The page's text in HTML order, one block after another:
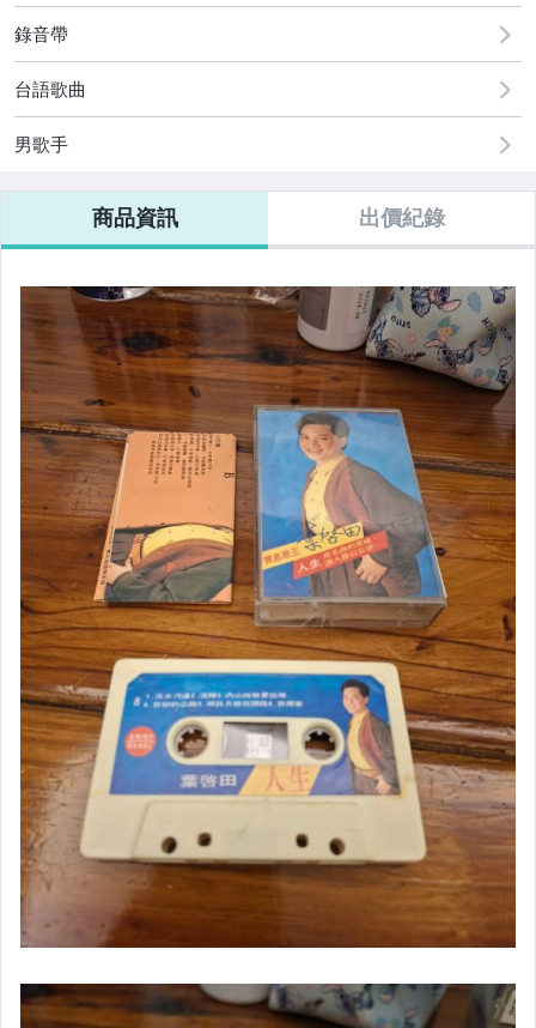
偶像、球員卡與郵幣
相機、攝影與周邊
電玩遊戲與主機
運動、戶外與休閒
錄音帶
台語歌曲
男歌手
商品資訊 出價紀錄